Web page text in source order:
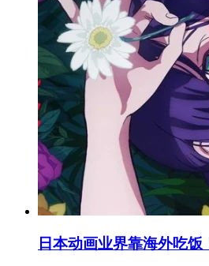
日本动画业界靠海外吃